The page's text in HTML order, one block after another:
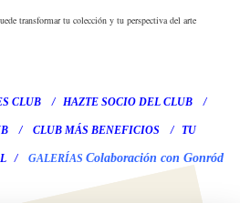
transformar tu colección y tu perspectiva del arte
CLUB / HAZTE SOCIO DEL CLUB /
/ CLUB MÁS BENEFICIOS / TU
/ GALERÍAS Colaboración con Gonród